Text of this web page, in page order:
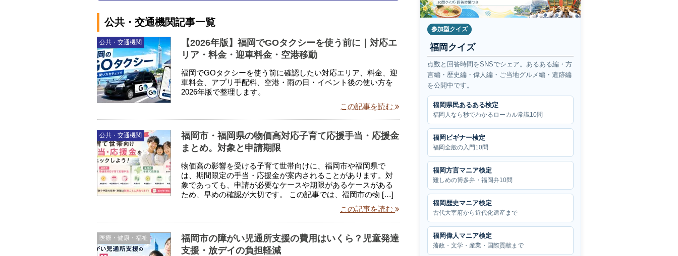
公共・交通機関記事一覧
公共・交通機関
【2026年版】福岡でGOタクシーを使う前に｜対応エ
リア・料金・迎車料金・空港移動
福岡でGOタクシーを使う前に確認したい対応エリア、料金、迎
車料金、アプリ手配料、空港・雨の日・イベント後の使い方を
2026年版で整理します。
この記事を読む
公共・交通機関
福岡市・福岡県の物価高対応子育て応援手当・応援金
まとめ。対象と申請期限
物価高の影響を受ける子育て世帯向けに、福岡市や福岡県で
は、期間限定の手当・応援金が案内されることがあります。対
象であっても、申請が必要なケースや期限があるケースがある
ため、早めの確認が大切です。 この記事では、福岡市の物 […]
この記事を読む
医療・健康・福祉
福岡市の障がい児通所支援の費用はいくら？児童発達
支援・放デイの負担軽減
参加型クイズ
福岡クイズ
点数と回答時間をSNSでシェア。あるある編・方
言編・歴史編・偉人編・ご当地グルメ編・遺跡編
を公開中です。
福岡県民あるある検定
福岡人なら秒でわかるローカル常識10問
福岡ビギナー検定
福岡全般の入門10問
福岡方言マニア検定
難しめの博多弁・福岡弁10問
福岡歴史マニア検定
古代大宰府から近代化遺産まで
福岡偉人マニア検定
藩政・文学・産業・国際貢献まで